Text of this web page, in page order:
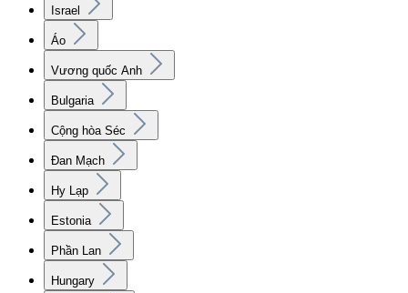
Israel
Áo
Vương quốc Anh
Bulgaria
Cộng hòa Séc
Đan Mạch
Hy Lạp
Estonia
Phần Lan
Hungary